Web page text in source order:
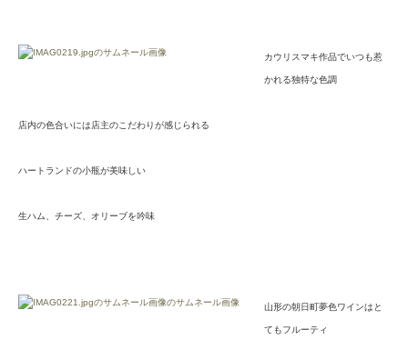
カウリスマキ作品でいつも惹
かれる独特な色調
店内の色合いには店主のこだわりが感じられる
ハートランドの小瓶が美味しい
生ハム、チーズ、オリーブを吟味
山形の朝日町夢色ワインはと
てもフルーティ